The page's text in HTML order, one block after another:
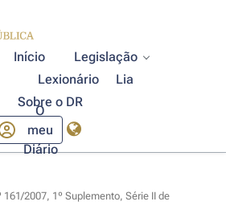
Início
Legislação
Lexionário
Lia
Sobre o DR
O
meu
Diário
161/2007, 1º Suplemento, Série II de